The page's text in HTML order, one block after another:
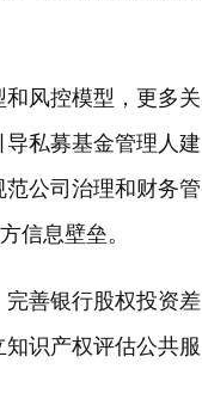
风控模型，更多关
私募基金管理人建
公司治理和财务管
信息壁垒。
善银行股权投资差
识产权评估公共服